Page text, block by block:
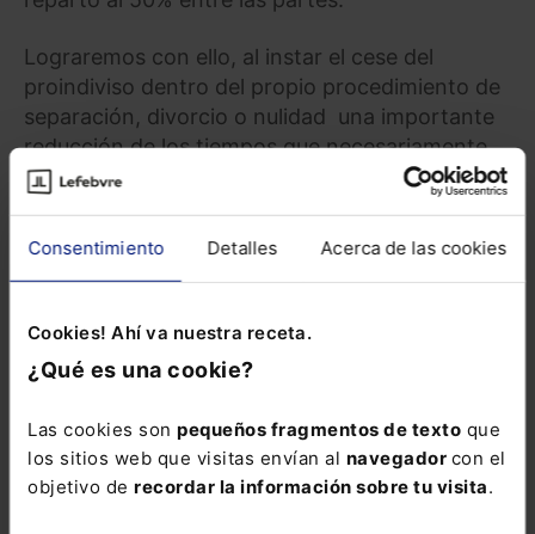
Consentimiento Detalles Acerca de las cookies
Cookies! Ahí va nuestra receta.
¿Qué es una cookie?
Las cookies son pequeños fragmentos de texto que
los sitios web que visitas envían al navegador con el
objetivo de recordar la información sobre tu visita.
Lograremos con ello, al instar el cese del
proindiviso dentro del propio procedimiento de
separación, divorcio o nulidad una importante
reducción de los tiempos que necesariamente
tendríamos que emplear en una posterior
demanda de acción de cese de proindiviso,
siendo por lo tanto, conveniente acumular
Curso A tu aire
Arrendamientos
urbanos 2025.